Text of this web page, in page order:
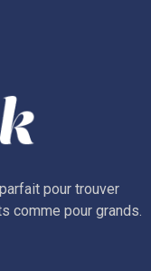
pour trouver
comme pour grands.